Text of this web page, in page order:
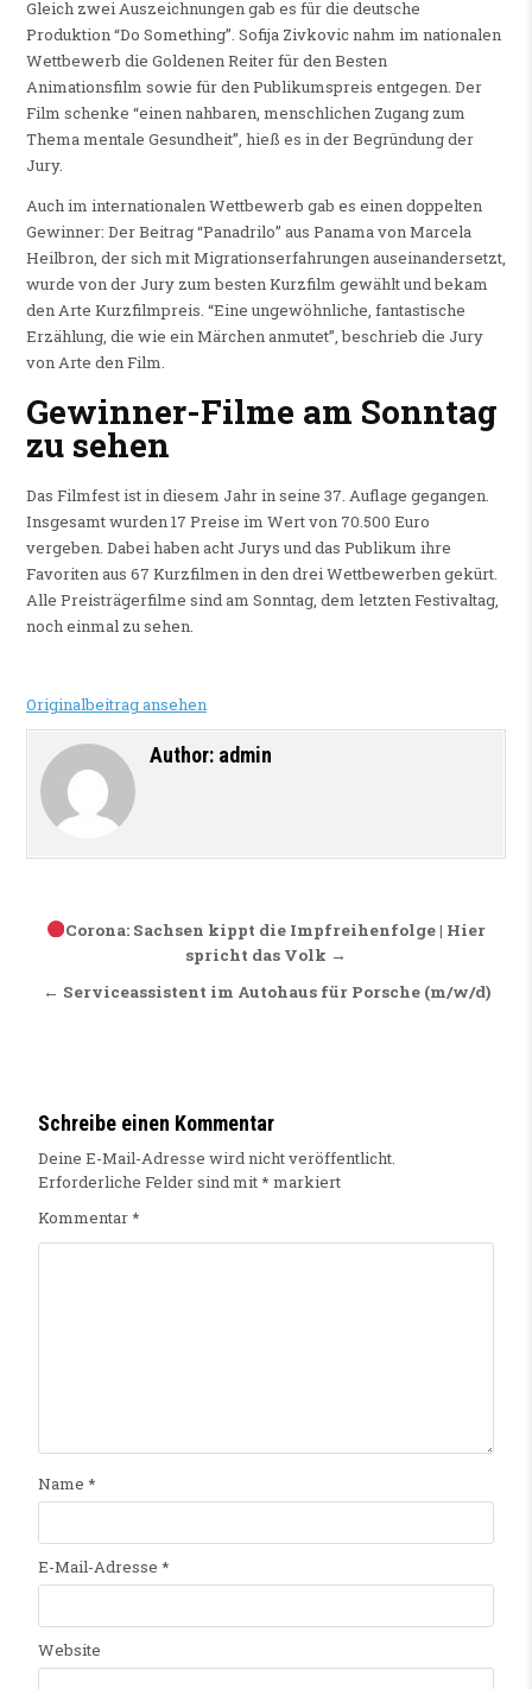
Gleich zwei Auszeichnungen gab es für die deutsche
Produktion “Do Something”. Sofija Zivkovic nahm im nationalen
Wettbewerb die Goldenen Reiter für den Besten
Animationsfilm sowie für den Publikumspreis entgegen. Der
Film schenke “einen nahbaren, menschlichen Zugang zum
Thema mentale Gesundheit”, hieß es in der Begründung der
Jury.
Auch im internationalen Wettbewerb gab es einen doppelten
Gewinner: Der Beitrag “Panadrilo” aus Panama von Marcela
Heilbron, der sich mit Migrationserfahrungen auseinandersetzt,
wurde von der Jury zum besten Kurzfilm gewählt und bekam
den Arte Kurzfilmpreis. “Eine ungewöhnliche, fantastische
Erzählung, die wie ein Märchen anmutet”, beschrieb die Jury
von Arte den Film.
Gewinner-Filme am Sonntag
zu sehen
Das Filmfest ist in diesem Jahr in seine 37. Auflage gegangen.
Insgesamt wurden 17 Preise im Wert von 70.500 Euro
vergeben. Dabei haben acht Jurys und das Publikum ihre
Favoriten aus 67 Kurzfilmen in den drei Wettbewerben gekürt.
Alle Preisträgerfilme sind am Sonntag, dem letzten Festivaltag,
noch einmal zu sehen.
Originalbeitrag ansehen
Author: admin
Beitragsnavigation
Corona: Sachsen kippt die Impfreihenfolge | Hier
spricht das Volk →
← Serviceassistent im Autohaus für Porsche (m/w/d)
Schreibe einen Kommentar
Deine E-Mail-Adresse wird nicht veröffentlicht.
Erforderliche Felder sind mit* markiert
Kommentar*
Name *
E-Mail-Adresse *
Website